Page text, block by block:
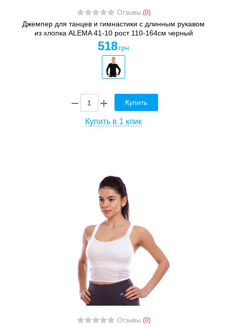
Отзывы (0)
Джемпер для танцев и гимнастики с длинным рукавом
из хлопка ALEMA 41-10 рост 110-164см черный
518 грн
Купить
Купить в 1 клик
Отзывы (0)